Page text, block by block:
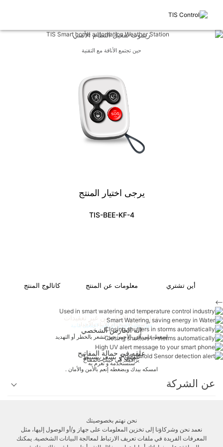
ريموت تفعيل النظام الأمني
حين تجتمع الأناقة مع التقنية
يرجى اختيار المنتج
TIS-BEE-KF-4
أين تشتري معلومات عن المنتج كاتالوج المنتج
-->
فعل نظام الإنذار من غير تعقيدات
سهل الاستخدام للأبناء والأجداد
فعل نظام الإنذار أو ألغي التفعيل بثانية
إنه الحارس الشخصي
إضغط على الزر الأحمر حين تشعر بالخطر أو التهديد
احمله معك أينما كان
تصميم أنيق وبسيط – سهل الاستخدام ومؤثر
علقه في حمالة المفاتيح
يرافقك في جيبك كالمفتاح
عملي و بسعر بسيط
ستستخدمه و تغرم به
امسكه بيدك وبضغطه إنعم بالأمن والأمان .
عن الشركة
الزبائن
نحن نهتم بخصوصيتك
نعمد نحن وشركاؤنا إلى تخزين المعلومات على جهاز و/أو الوصول إليها، مثل
المعرفات الفريدة في ملفات تعريف الارتباط لمعالجة البيانات الشخصية. يمكنك